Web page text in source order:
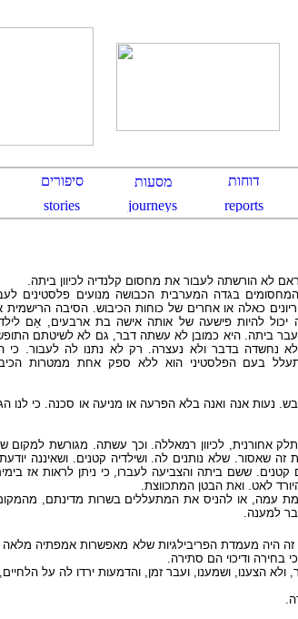
לא הורשתה לעבור את מחסום קלנדיה לכיוון ביתה.
בגדה המערבית הכבושה מנועים פלסטינים
כאלה או אחרים של כוחות הכיבוש. הסיבה הרישמית
להיות פישעה של אותה אישה בת ארבעים, אֵם
ביתה. היא כמובן לא עשתה דבר, גם לא לשיטתם
נחשדה בדבר ולא נעצרה. רק לא נתנו לה לעבור. כי
בעם הפלסטיני הוא ללא ספק אחת ממטרות
נעות אנה ואנה בלא הפרעה או מניעה או סכנה. כי לנו
אחורנית, לכיוון רמאללה. וכך עשתה. מגורשת למקום
שאסור. שלא נותנים לה. ושילדיה קטנים. ושאיננה
קטנים. ששם ביתה והצביעה לעברו, כי ניתן לראות אז
לאט. ואת הבטן המתכווצת.
עמה, או להניס את המתעללים בשרות מדינתם, מהמקום
למענה.
זה היה מעמדת הפריבילגיות שלא מאפשרות אמפתיה מלאה
בחירה ודיכוי הם סתירה.
ולא הצענו, ושמענו, ועבר זמן, והדמעות ירדו לה על